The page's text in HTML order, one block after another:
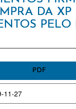
DA XP
PELO
PDF
11-27